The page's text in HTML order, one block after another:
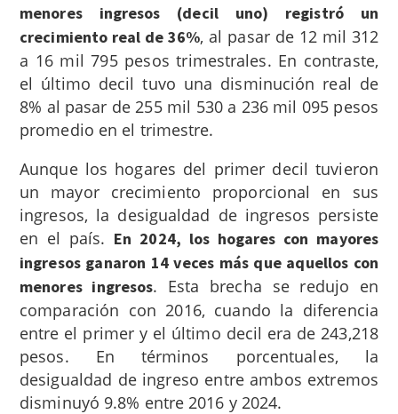
menores ingresos (decil uno) registró un
crecimiento real de 36%, al pasar de 12 mil 312
a 16 mil 795 pesos trimestrales. En contraste,
el último decil tuvo una disminución real de
8% al pasar de 255 mil 530 a 236 mil 095 pesos
promedio en el trimestre.
Aunque los hogares del primer decil tuvieron
un mayor crecimiento proporcional en sus
ingresos, la desigualdad de ingresos persiste
en el país. En 2024, los hogares con mayores
ingresos ganaron 14 veces más que aquellos con
menores ingresos. Esta brecha se redujo en
comparación con 2016, cuando la diferencia
entre el primer y el último decil era de 243,218
pesos. En términos porcentuales, la
desigualdad de ingreso entre ambos extremos
disminuyó 9.8% entre 2016 y 2024.